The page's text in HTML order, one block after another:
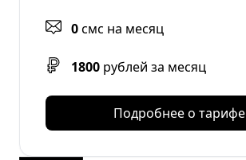
0смс на месяц
1800 рублей за месяц
Подробнее о тарифе